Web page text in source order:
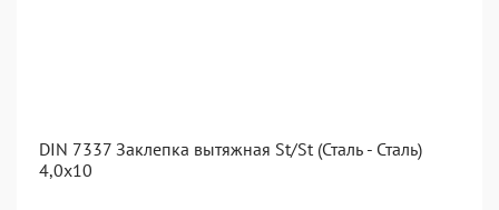
DIN 7337 Заклепка вытяжная St/St (Сталь - Сталь)
4,0x10